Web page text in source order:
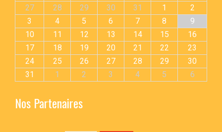
27
28 29 30 31 1
2
3
4 5 6 7 8
9
10
11 12 13 14 15
16
17
18 19 20 21 22
23
24
25 26 27 28 29
30
31
1 2 3 4 5 6
Nos Partenaires